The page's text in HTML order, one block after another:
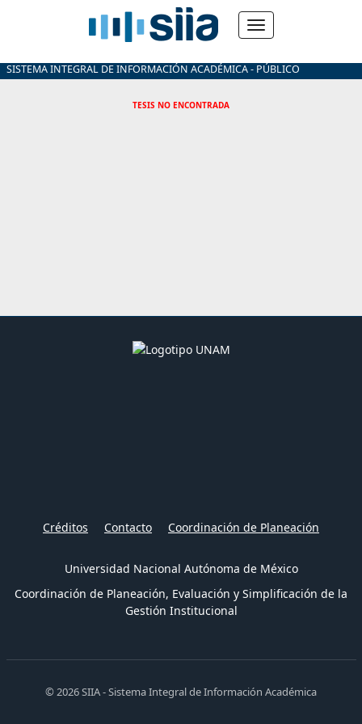
SISTEMA INTEGRAL DE INFORMACIÓN ACADÉMICA - PÚBLICO
TESIS NO ENCONTRADA
Créditos Contacto Coordinación de Planeación
Universidad Nacional Autónoma de México
Coordinación de Planeación, Evaluación y Simplificación de la
Gestión Institucional
© 2026 SIIA - Sistema Integral de Información Académica